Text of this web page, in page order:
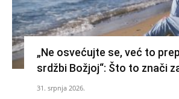
„Ne osvećujte se, već to
srdžbi Božjoj“: Što to znači
31. srpnja 2026.